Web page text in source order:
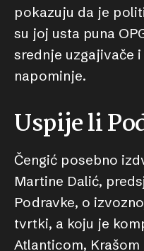
pokazuju da je
su joj usta puna
srednje uzgajivače i
napominje.
Uspije li
Čengić posebno
Martine Dalić,
Podravke, o
tvrtki, a koju je
Atlanticom,